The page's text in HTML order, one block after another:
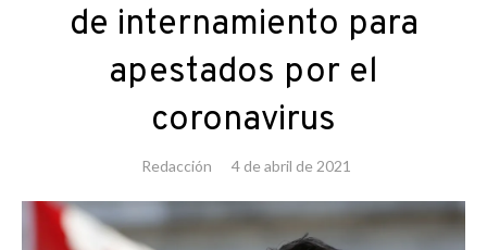
de internamiento para
apestados por el
coronavirus
Redacción 4 de abril de 2021